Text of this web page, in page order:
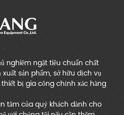
nghiêm ngặt tiêu chuẩn chất
sản phẩm, sở hữu dịch vụ
bị gia công chính xác hàng
tâm của quý khách dành cho